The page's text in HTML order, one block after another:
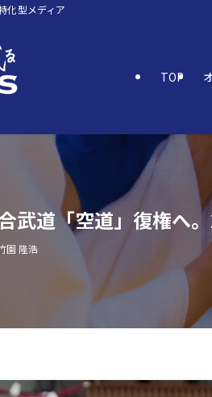
化型メディア
TOP
武道「空道」復権へ
園 隆浩